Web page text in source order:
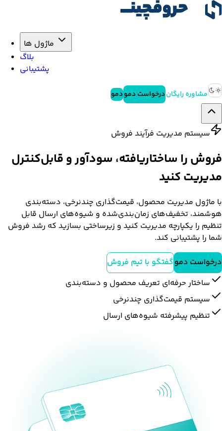
ماژول ها
بلاگ
پشتیبانی
مشاوره رایگاندرخواست دمودمو
سیستم مدیریت فرآیند فروش
فروش را ساختاریافته، سودآور و قابل‌کنترل
مدیریتکنید
با ماژول مدیریت محصول، قیمت‌گذاری چندنرخی، دسته‌بندی
هوشمند، تخفیف‌های زمان‌بندی‌شده و شیوه‌های ارسال قابل
تنظیم را یکپارچه مدیریت کنید و زیرساختی بسازید که رشد فروش
شما را پشتیبانی کند.
درخواست دموگفتگو با تیم فروش
ساختار حرفه‌ای تعریف محصول و دسته‌بندی
سیستم قیمت‌گذاری چندنرخی
تنظیم پیشرفته شیوه‌های ارسال